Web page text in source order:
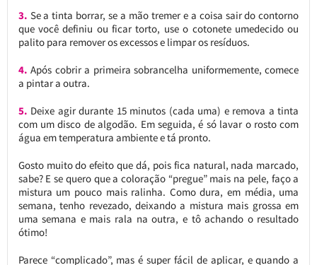
3. Se a tinta borrar, se a mão tremer e a coisa sair do contorno
que você definiu ou ficar torto, use o cotonete umedecido ou
palito para remover os excessos e limpar os resíduos.
4. Após cobrir a primeira sobrancelha uniformemente, comece
a pintar a outra.
5. Deixe agir durante 15 minutos (cada uma) e remova a tinta
com um disco de algodão. Em seguida, é só lavar o rosto com
água em temperatura ambiente e tá pronto.
Gosto muito do efeito que dá, pois fica natural, nada marcado,
sabe? E se quero que a coloração “pregue” mais na pele, faço a
mistura um pouco mais ralinha. Como dura, em média, uma
semana, tenho revezado, deixando a mistura mais grossa em
uma semana e mais rala na outra, e tô achando o resultado
ótimo!
Parece “complicado”, mas é super fácil de aplicar, e quando a